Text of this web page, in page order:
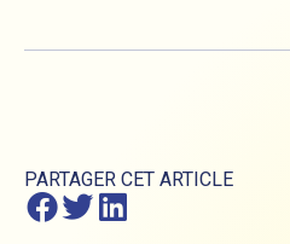
PARTAGER CET ARTICLE